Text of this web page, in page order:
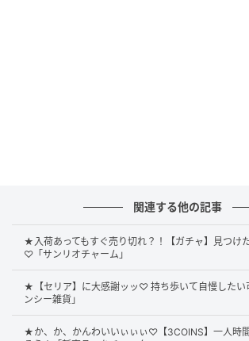
関連する他の記事
★入荷あってもすぐ売り切れ？！【ガチャ】見つけ
♡「サンリオチャーム」
★【セリア】に大感謝ッッ♡ 持ち歩いて自慢したい
ンシー雑貨」
★か、か、かんわいいぃぃぃ♡【3COINS】一人時